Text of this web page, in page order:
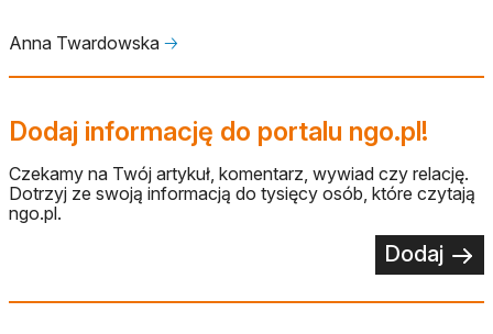
Anna Twardowska 🡢
Dodaj informację do portalu ngo.pl!
Czekamy na Twój artykuł, komentarz, wywiad czy relację.
Dotrzyj ze swoją informacją do tysięcy osób, które czytają
ngo.pl.
Dodaj